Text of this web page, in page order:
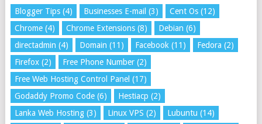
Blogger Tips(4) Businesses E-mail (3) Cent Os(12)
Chrome(4) Chrome Extensions(8) Debian (6)
directadmin (4) Domain (11) Facebook (11) Fedora (2)
Firefox(2) Free Phone Number(2)
Free Web Hosting Control Panel (17)
Godaddy Promo Code(6) Hestiacp (2)
Lanka Web Hosting(3) Linux VPS (2) Lubuntu (14)